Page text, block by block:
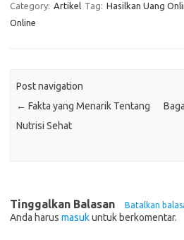
Category: Artikel Tag: Hasilkan Uang
Online
Post navigation
← Fakta yang Menarik Tentang
Nutrisi Sehat
Tinggalkan Balasan Batalkan
Anda harus masukuntuk berkomentar.